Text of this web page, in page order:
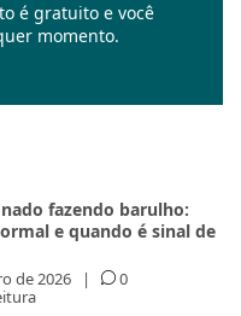
é gratuito e você
momento.
fazendo barulho:
e quando é sinal de
de 2026 |
0